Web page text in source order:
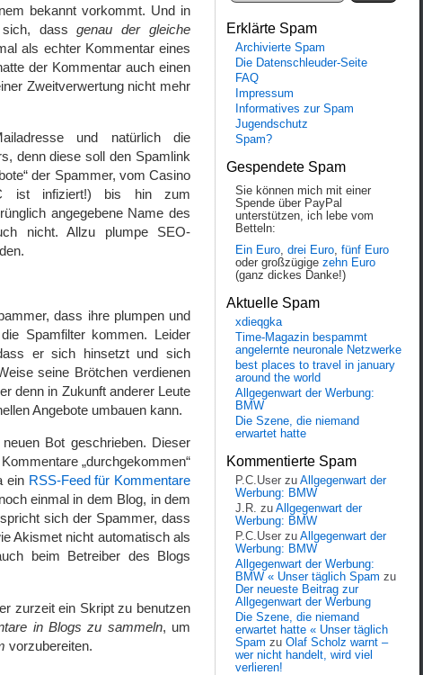
bekannt vorkommt. Und in
sich, dassgenau der gleiche
als echter Kommentar eines
der Kommentar auch einen
Zweitverwertung nicht mehr
und natürlich die
denn diese soll den Spamlink
der Spammer, vom Casino
ist infiziert!) bis hin zum
angegebene Name des
nicht. Allzu plumpe SEO-
dass ihre plumpen und
Spamfilter kommen. Leider
er sich hinsetzt und sich
seine Brötchen verdienen
denn in Zukunft anderer Leute
Angebote umbauen kann.
Bot geschrieben. Dieser
„durchgekommen“
ein RSS-Feed für Kommentare
einmal in dem Blog, in dem
sich der Spammer, dass
Akismet nicht automatisch als
beim Betreiber des Blogs
zurzeit ein Skript zu benutzen
in Blogs zu sammeln, um
vorzubereiten.
Erklärte Spam
Archivierte Spam
Die Datenschleuder-Seite
FAQ
Impressum
Informatives zur Spam
Jugendschutz
Spam?
Gespendete Spam
Sie können mich mit einer
Spende über PayPal
unterstützen, ich lebe vom
Betteln:
Ein Euro, drei Euro, fünf Euro
oder großzügige zehn Euro
(ganz dickes Danke!)
Aktuelle Spam
xdieqgka
Time-Magazin bespammt
angelernte neuronale Netzwerke
best places to travel in january
around the world
Allgegenwart der Werbung:
BMW
Die Szene, die niemand
erwartet hatte
Kommentierte Spam
P.C.User zu Allgegenwart der
Werbung: BMW
J.R. zu Allgegenwart der
Werbung: BMW
P.C.User zu Allgegenwart der
Werbung: BMW
Allgegenwart der Werbung:
BMW « Unser täglich Spam zu
Der neueste Beitrag zur
Allgegenwart der Werbung
Die Szene, die niemand
erwartet hatte « Unser täglich
Spam zu Olaf Scholz warnt –
wer nicht handelt, wird viel
verlieren!